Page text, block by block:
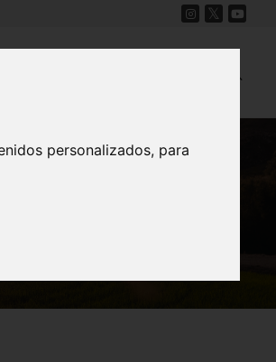
personalizados, para